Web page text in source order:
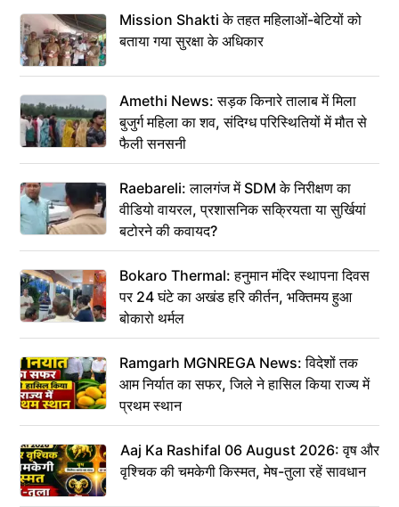
Mission Shakti के तहत महिलाओं-बेटियों को
बताया गया सुरक्षा के अधिकार
Amethi News: सड़क किनारे तालाब में मिला
बुजुर्ग महिला का शव, संदिग्ध परिस्थितियों में मौत से
फैली सनसनी
Raebareli: लालगंज में SDM के निरीक्षण का
वीडियो वायरल, प्रशासनिक सक्रियता या सुर्खियां
बटोरने की कवायद?
Bokaro Thermal: हनुमान मंदिर स्थापना दिवस
पर 24 घंटे का अखंड हरि कीर्तन, भक्तिमय हुआ
बोकारो थर्मल
Ramgarh MGNREGA News: विदेशों तक
आम निर्यात का सफर, जिले ने हासिल किया राज्य में
प्रथम स्थान
Aaj Ka Rashifal 06 August 2026: वृष और
वृश्चिक की चमकेगी किस्मत, मेष-तुला रहें सावधान